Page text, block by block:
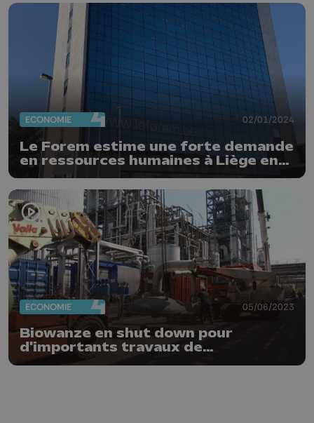
ECONOMIE 02/01/2024
Le Forem estime une forte demande
en ressources humaines à Liège en
2024
ECONOMIE 05/06/2023
Biowanze en shut down pour
d'importants travaux de
maintenance